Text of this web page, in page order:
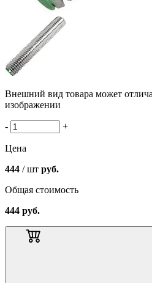
Внешний вид товара может
изображении
- +
Цена
444 / шт руб.
Общая стоимость
444 руб.